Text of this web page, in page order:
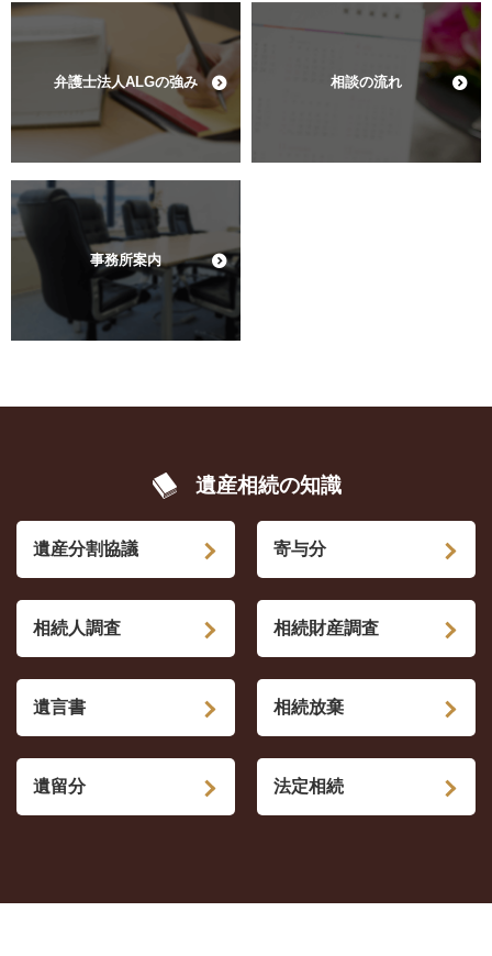
弁護士法人ALGの強み 相談の流れ
事務所案内
遺産相続の知識
遺産分割協議 寄与分
相続人調査 相続財産調査
遺言書 相続放棄
遺留分 法定相続